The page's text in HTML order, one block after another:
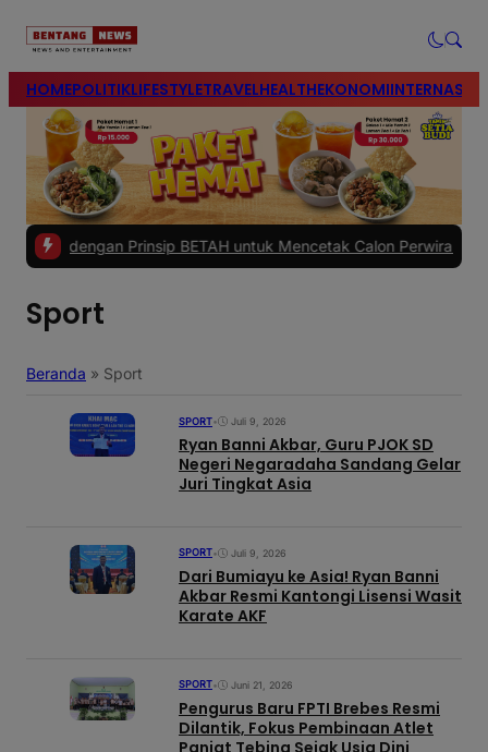
HOMEPOLITIKLIFESTYLETRAVELHEALTHEKONOMI
Prinsip BETAH untuk Mencetak Calon Perwira Polri
Sport
Beranda » Sport
SPORT• Juli 9, 2026
Ryan Banni Akbar, Guru PJOK SD
Negeri Negaradaha Sandang Gelar
Juri Tingkat Asia
SPORT• Juli 9, 2026
Dari Bumiayu ke Asia! Ryan Banni
Akbar Resmi Kantongi Lisensi Wasit
Karate AKF
SPORT• Juni 21, 2026
Pengurus Baru FPTI Brebes Resmi
Dilantik, Fokus Pembinaan Atlet
Panjat Tebing Sejak Usia Dini